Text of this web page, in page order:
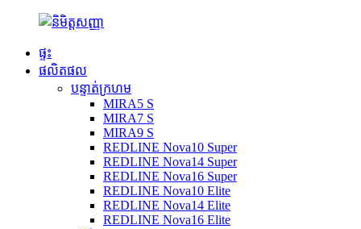
ផ្ទះ
ផលិតផល
បន្ទាត់ក្រហម
MIRA5 S
MIRA7 S
MIRA9 S
REDLINE Nova10 Super
REDLINE Nova14 Super
REDLINE Nova16 Super
REDLINE Nova10 Elite
REDLINE Nova14 Elite
REDLINE Nova16 Elite